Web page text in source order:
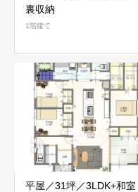
裏収納
1階建て
平屋／31坪／3LDK+和室